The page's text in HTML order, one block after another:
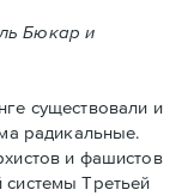
Бюкар и
существовали и
радикальные.
и фашистов
Третьей